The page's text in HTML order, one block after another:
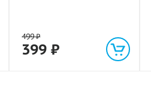
499₽
399₽